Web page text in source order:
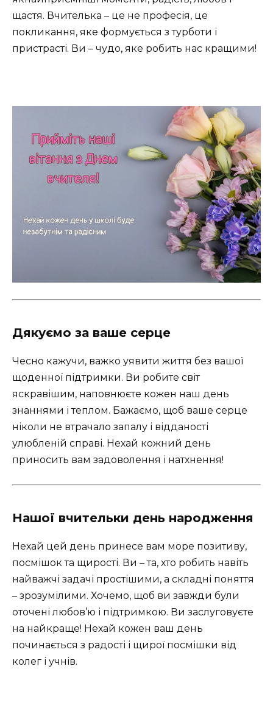
щастя. Вчителька – це не професія, це
покликання, яке формується з турботи і
пристрасті. Ви – чудо, яке робить нас кращими!
Дякуємо за ваше серце
Чесно кажучи, важко уявити життя без вашої
щоденної підтримки. Ви робите світ
яскравішим, наповнюєте кожен наш день
знаннями і теплом. Бажаємо, щоб ваше серце
ніколи не втрачало запалу і відданості
улюбленій справі. Нехай кожний день
приносить вам задоволення і натхнення!
Нашої вчительки день народження
Нехай цей день принесе вам море позитиву,
посмішок та щирості. Ви – та, хто робить навіть
найважчі задачі простішими, а складні поняття
– зрозумілими. Хочемо, щоб ви завжди були
оточені любов’ю і підтримкою. Ви заслуговуєте
на найкраще! Нехай кожен ваш день
починається з радості і щирої посмішки від
колег і учнів.